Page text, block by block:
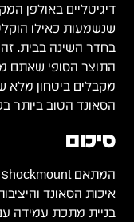
דיגיטליים באולפן
שנשמעות כאילו
בחדר השינה בבית.
התוצר הסופי שאתם
מקבלים ביטחון מלא
הסאונד הטוב ביותר
סיכום
איכות הסאונד
בניית מתכת עמידה